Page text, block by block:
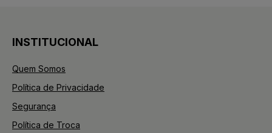
INSTITUCIONAL
Quem Somos
Política de Privacidade
Segurança
Política de Troca